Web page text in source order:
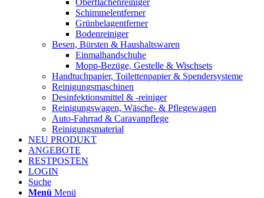
Oberflächenreiniger
Schimmelentferner
Grünbelagentferner
Bodenreiniger
Besen, Bürsten & Haushaltswaren
Einmalhandschuhe
Mopp-Bezüge, Gestelle & Wischsets
Handtuchpapier, Toilettenpapier & Spendersysteme
Reinigungsmaschinen
Desinfektionsmittel & -reiniger
Reinigungswagen, Wäsche- & Pflegewagen
Auto-Fahrrad & Caravanpflege
Reinigungsmaterial
NEU PRODUKT
ANGEBOTE
RESTPOSTEN
LOGIN
Suche
Menü Menü